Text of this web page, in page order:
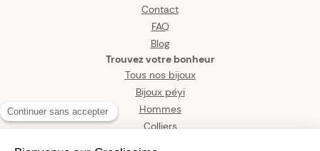
Contact
FAQ
Blog
Trouvez votre bonheur
Tous nos bijoux
Bijoux péyi
Hommes
Colliers